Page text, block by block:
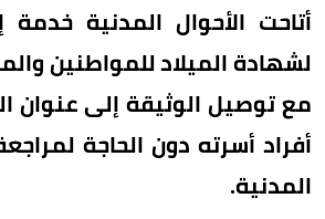
أتاحت الأحوال المدنية
لشهادة الميلاد للمواطنين
مع توصيل الوثيقة إلى عنوان
أفراد أسرته دون الحاجة
المدنية.